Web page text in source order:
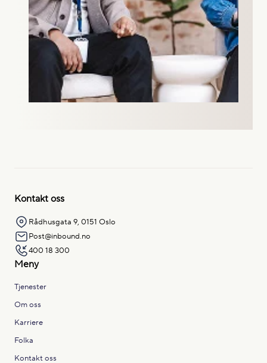
Kontakt oss
Rådhusgata 9, 0151 Oslo
Post@inbound.no
400 18 300
Meny
Tjenester
Om oss
Karriere
Folka
Kontakt oss